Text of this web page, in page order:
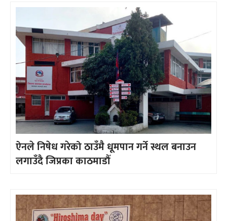
ऐनले निषेध गरेको ठाउँमै धूमपान गर्ने स्थल बनाउन
लगाउँदै जिप्रका काठमाडौँ